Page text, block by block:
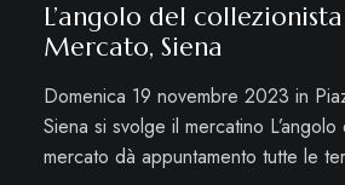
L’angolo del
Mercato, Siena
Domenica 19 novembre 2023 in
Siena si svolge il mercatino
mercato dà appuntamento tutte le